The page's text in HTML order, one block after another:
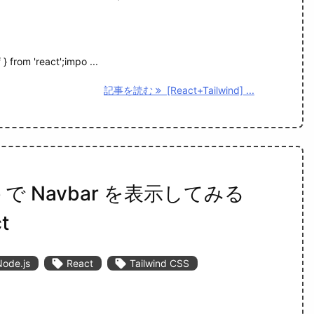
from 'react';impo ...
記事を読む [React+Tailwind] ...
Navbar を表示してみる
 React  Tailwind CSS